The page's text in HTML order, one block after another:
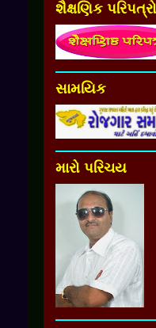
શૈક્ષણિક પરિપત્રો
સામયિક
મારો પરિચય